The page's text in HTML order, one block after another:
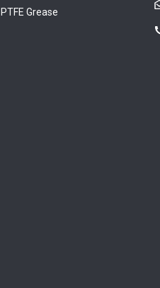
PTFE Grease